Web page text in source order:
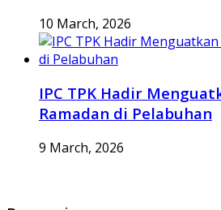
10 March, 2026
IPC TPK Hadir
Ramadan di Pelabuhan
9 March, 2026